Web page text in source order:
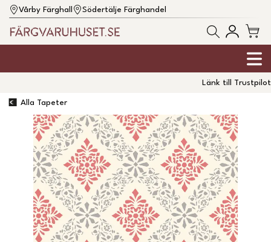
Vårby Färghall Södertälje Färghandel
Länk till Trustpilot
Alla Tapeter